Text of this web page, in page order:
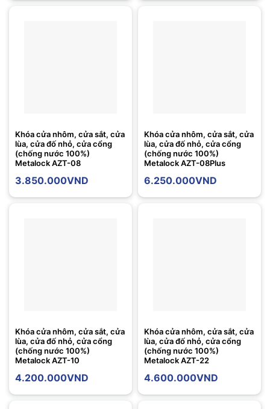
Khóa cửa nhôm, cửa sắt, cửa
lùa, cửa đố nhỏ, cửa cổng
(chống nước 100%)
Metalock AZT-08
3.850.000VND
Khóa cửa nhôm, cửa sắt, cửa
lùa, cửa đố nhỏ, cửa cổng
(chống nước 100%)
Metalock AZT-08Plus
6.250.000VND
Khóa cửa nhôm, cửa sắt, cửa
lùa, cửa đố nhỏ, cửa cổng
(chống nước 100%)
Metalock AZT-10
4.200.000VND
Khóa cửa nhôm, cửa sắt, cửa
lùa, cửa đố nhỏ, cửa cổng
(chống nước 100%)
Metalock AZT-22
4.600.000VND